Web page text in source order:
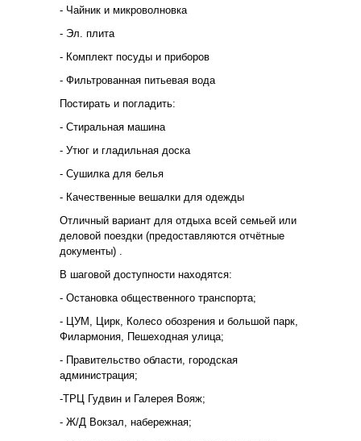
- Чайник и микроволновка
- Эл. плита
- Комплект посуды и приборов
- Фильтрованная питьевая вода
Постирать и погладить:
- Стиральная машина
- Утюг и гладильная доска
- Сушилка для белья
- Качественные вешалки для одежды
Отличный вариант для отдыха всей семьей или
деловой поездки (предоставляются отчётные
документы) .
В шаговой доступности находятся:
- Остановка общественного транспорта;
- ЦУМ, Цирк, Колесо обозрения и большой парк,
Филармония, Пешеходная улица;
- Правительство области, городская
администрация;
-ТРЦ Гудвин и Галерея Вояж;
- Ж/Д Вокзал, набережная;